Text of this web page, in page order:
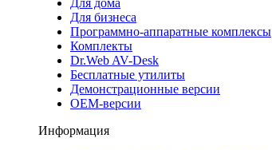
Для дома
Для бизнеса
Программно-аппаратные комплексы
Комплекты
Dr.Web AV-Desk
Бесплатные утилиты
Демонстрационные версии
ОЕМ-версии
Информация